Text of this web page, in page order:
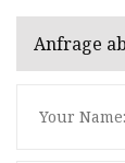
Anfrage